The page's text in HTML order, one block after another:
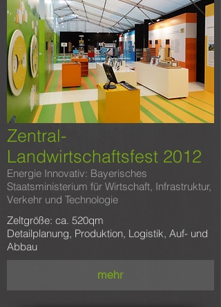
Zentral-
Landwirtschaftsfest 2012
Energie Innovativ: Bayerisches
Staatsministerium für Wirtschaft, Infrastruktur,
Verkehr und Technologie
Zeltgröße: ca. 520qm
Detailplanung, Produktion, Logistik, Auf- und
Abbau
mehr